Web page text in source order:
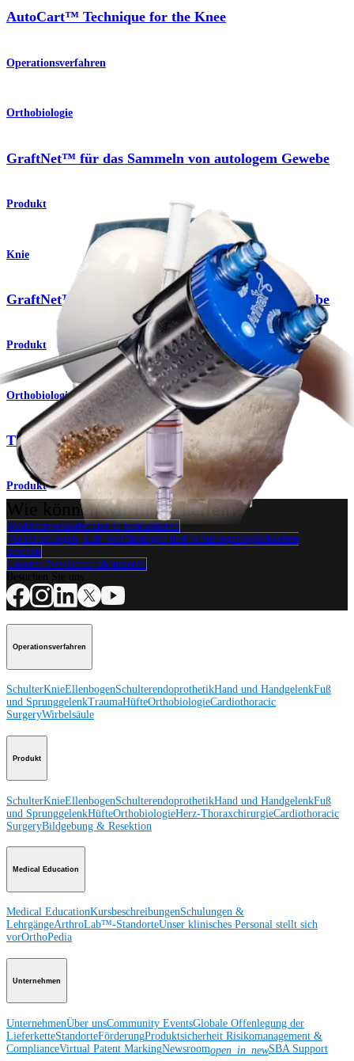
AutoCart™ Technique for the Knee
Operationsverfahren
Orthobiologie
GraftNet™ für das Sammeln von autologem Gewebe
Produkt
Knie
GraftNet™ für das Sammeln von autologem Gewebe
Produkt
Orthobiologie
Thrombinator™-System
Produkt
Wie können wir Ihnen helfen?
Medizinproduktberater:in kontaktieren
Veranstaltungen, Lab-Vorführungen und Schulungsmöglichkeiten
ansehen
Unseren Newsletter abonnieren
Operationsverfahren
SchulterKnieEllenbogenSchulterendoprothetikHand und HandgelenkFuß
und SprunggelenkTraumaHüfteOrthobiologieCardiothoracic
SurgeryWirbelsäule
Produkt
SchulterKnieEllenbogenSchulterendoprothetikHand und HandgelenkFuß
und SprunggelenkHüfteOrthobiologieHerz-ThoraxchirurgieCardiothoracic
SurgeryBildgebung & Resektion
Medical Education
Medical EducationKursbeschreibungenSchulungen &
LehrgängeArthroLab™-StandorteUnser klinisches Personal stellt sich
vorOrthoPedia
Unternehmen
UnternehmenÜber unsCommunity EventsGlobale Offenlegung der
LieferketteStandorteFörderungProduktsicherheit Risikomanagement &
ComplianceVirtual Patent MarkingNewsroomopen_in_newSBA Support